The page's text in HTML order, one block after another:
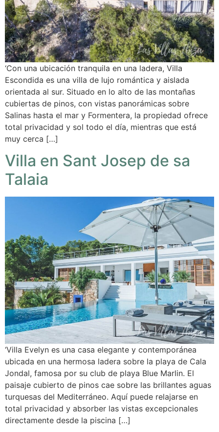
‘Con una ubicación tranquila en una ladera, Villa
Escondida es una villa de lujo romántica y aislada
orientada al sur. Situado en lo alto de las montañas
cubiertas de pinos, con vistas panorámicas sobre
Salinas hasta el mar y Formentera, la propiedad ofrece
total privacidad y sol todo el día, mientras que está
muy cerca […]
Villa en Sant Josep de sa
Talaia
‘Villa Evelyn es una casa elegante y contemporánea
ubicada en una hermosa ladera sobre la playa de Cala
Jondal, famosa por su club de playa Blue Marlin. El
paisaje cubierto de pinos cae sobre las brillantes aguas
turquesas del Mediterráneo. Aquí puede relajarse en
total privacidad y absorber las vistas excepcionales
directamente desde la piscina […]